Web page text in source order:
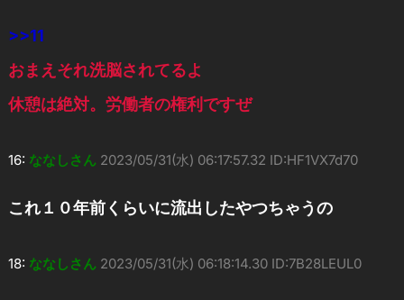
>>11
おまえそれ洗脳されてるよ
休憩は絶対。労働者の権利ですぜ
16: ななしさん 2023/05/31(水) 06:17:57.32 ID:HF1VX7d70
これ１０年前くらいに流出したやつちゃうの
18: ななしさん 2023/05/31(水) 06:18:14.30 ID:7B28LEUL0